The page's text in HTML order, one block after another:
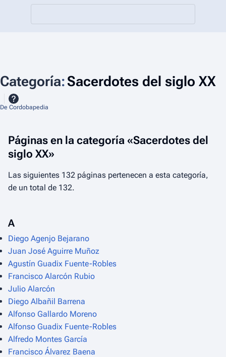
Categoría:Sacerdotes del siglo XX
De Cordobapedia
Páginas en la categoría «Sacerdotes del
siglo XX»
Las siguientes 132 páginas pertenecen a esta categoría,
de un total de 132.
A
Diego Agenjo Bejarano
Juan José Aguirre Muñoz
Agustín Guadix Fuente-Robles
Francisco Alarcón Rubio
Julio Alarcón
Diego Albañil Barrena
Alfonso Gallardo Moreno
Alfonso Guadix Fuente-Robles
Alfredo Montes García
Francisco Álvarez Baena